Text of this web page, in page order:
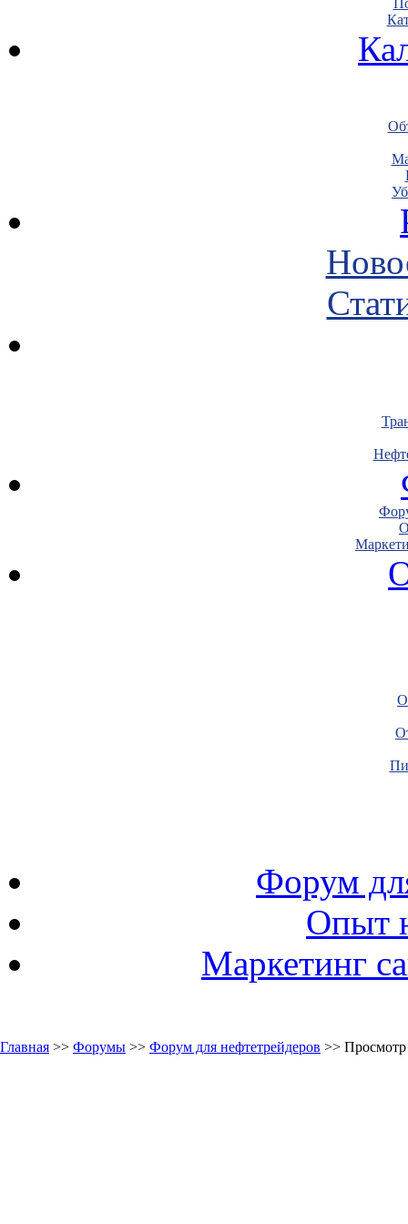
Форум
Опыт
Маркетинг
Главная >> Форумы >> Форум для нефтетрейдеров >>